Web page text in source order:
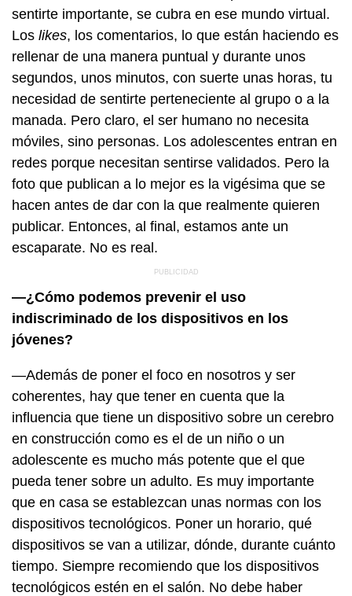
sentirte importante, se cubra en ese mundo virtual.
Los likes, los comentarios, lo que están haciendo es
rellenar de una manera puntual y durante unos
segundos, unos minutos, con suerte unas horas, tu
necesidad de sentirte perteneciente al grupo o a la
manada. Pero claro, el ser humano no necesita
móviles, sino personas. Los adolescentes entran en
redes porque necesitan sentirse validados. Pero la
foto que publican a lo mejor es la vigésima que se
hacen antes de dar con la que realmente quieren
publicar. Entonces, al final, estamos ante un
escaparate. No es real.
—¿Cómo podemos prevenir el uso
indiscriminado de los dispositivos en los
jóvenes?
—Además de poner el foco en nosotros y ser
coherentes, hay que tener en cuenta que la
influencia que tiene un dispositivo sobre un cerebro
en construcción como es el de un niño o un
adolescente es mucho más potente que el que
pueda tener sobre un adulto. Es muy importante
que en casa se establezcan unas normas con los
dispositivos tecnológicos. Poner un horario, qué
dispositivos se van a utilizar, dónde, durante cuánto
tiempo. Siempre recomiendo que los dispositivos
tecnológicos estén en el salón. No debe haber